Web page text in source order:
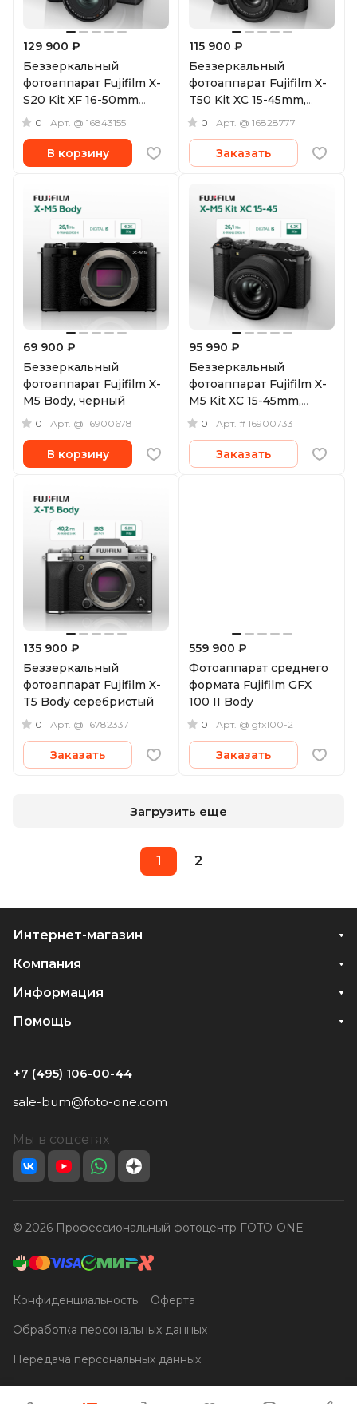
129 900 ₽
Беззеркальный
фотоаппарат Fujifilm X-
S20 Kit XF 16-50mm
f/2.8-4.8
0 Арт. @ 16843155
В корзину
115 900 ₽
Беззеркальный
фотоаппарат Fujifilm X-
T50 Kit XC 15-45mm,
черный
0 Арт. @ 16828777
Заказать
69 900 ₽
Беззеркальный
фотоаппарат Fujifilm X-
M5 Body, черный
0 Арт. @ 16900678
В корзину
95 990 ₽
Беззеркальный
фотоаппарат Fujifilm X-
M5 Kit XC 15-45mm,
черный
0 Арт. # 16900733
Заказать
135 900 ₽
Беззеркальный
фотоаппарат Fujifilm X-
T5 Body серебристый
0 Арт. @ 16782337
Заказать
559 900 ₽
Фотоаппарат среднего
формата Fujifilm GFX
100 II Body
0 Арт. @ gfx100-2
Заказать
Загрузить еще
1 2
Интернет-магазин
Компания
Информация
Помощь
+7 (495) 106-00-44
sale-bum@foto-one.com
Мы в соцсетях
© 2026 Профессиональный фотоцентр FOTO-ONE
Конфиденциальность Оферта
Обработка персональных данных
Передача персональных данных